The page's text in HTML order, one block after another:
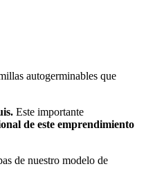
autogerminables que
Este importante
de este emprendimiento
de nuestro modelo de